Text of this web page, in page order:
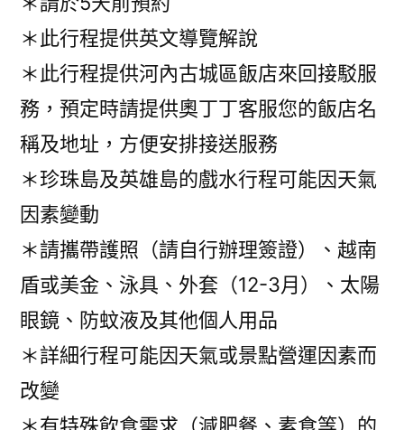
＊此行程提供英文導覽解說
＊此行程提供河內古城區飯店來回接駁服
務，預定時請提供奧丁丁客服您的飯店名
稱及地址，方便安排接送服務
＊珍珠島及英雄島的戲水行程可能因天氣
因素變動
＊請攜帶護照（請自行辦理簽證）、越南
盾或美金、泳具、外套（12-3月）、太陽
眼鏡、防蚊液及其他個人用品
＊詳細行程可能因天氣或景點營運因素而
改變